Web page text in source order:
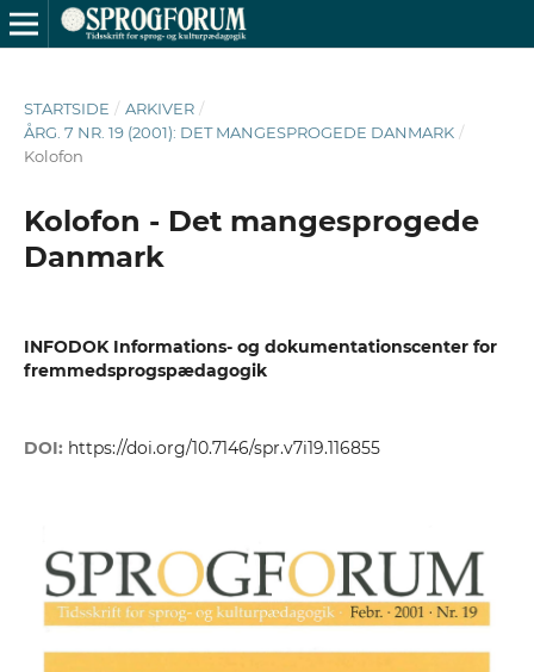
STARTSIDE / ARKIVER /
ÅRG. 7 NR. 19 (2001): DET MANGESPROGEDE DANMARK /
Kolofon
Kolofon - Det mangesprogede
Danmark
INFODOK Informations- og dokumentationscenter for
fremmedsprogspædagogik
DOI: https://doi.org/10.7146/spr.v7i19.116855